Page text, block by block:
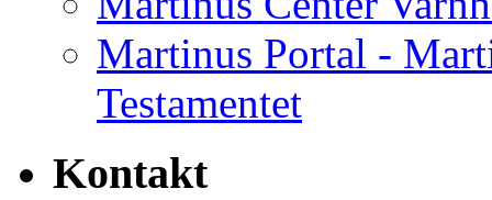
Martinus Portal -
Testamentet
Kontakt